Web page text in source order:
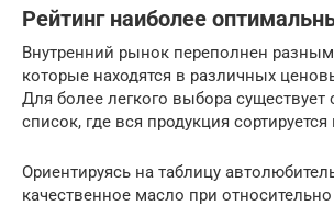
Рейтинг наиболее
Внутренний рынок переполнен
которые находятся в различных
Для более легкого выбора
список, где вся продукция сортируется
Ориентируясь на таблицу
качественное масло при